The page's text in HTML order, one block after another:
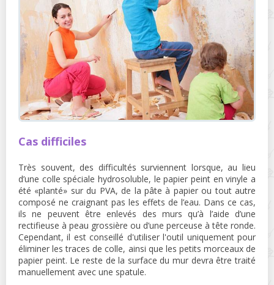
Cas difficiles
Très souvent, des difficultés surviennent lorsque, au lieu
d’une colle spéciale hydrosoluble, le papier peint en vinyle a
été «planté» sur du PVA, de la pâte à papier ou tout autre
composé ne craignant pas les effets de l’eau. Dans ce cas,
ils ne peuvent être enlevés des murs qu’à l’aide d’une
rectifieuse à peau grossière ou d’une perceuse à tête ronde.
Cependant, il est conseillé d'utiliser l'outil uniquement pour
éliminer les traces de colle, ainsi que les petits morceaux de
papier peint. Le reste de la surface du mur devra être traité
manuellement avec une spatule.